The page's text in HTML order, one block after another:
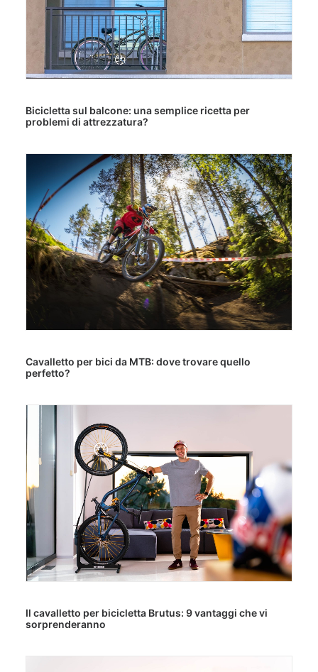
Bicicletta sul balcone: una semplice ricetta per
problemi di attrezzatura?
Cavalletto per bici da MTB: dove trovare quello
perfetto?
Il cavalletto per bicicletta Brutus: 9 vantaggi che vi
sorprenderanno